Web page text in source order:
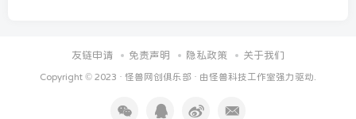
友链申请 免责声明 隐私政策 关于我们
Copyright © 2023 · 怪兽网创俱乐部 · 由怪兽科技工作室强力驱动.